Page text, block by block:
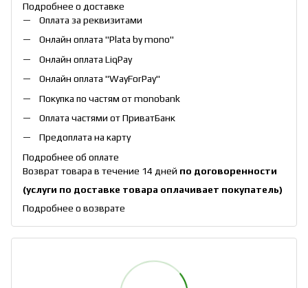
Подробнее о доставке
Оплата за реквизитами
Онлайн оплата "Plata by mono"
Онлайн оплата LiqPay
Онлайн оплата "WayForPay"
Покупка по частям от monobank
Оплата частями от ПриватБанк
Предоплата на карту
Подробнее об оплате
Возврат товара в течение 14 дней по договоренности
(услуги по доставке товара оплачивает покупатель)
Подробнее о возврате